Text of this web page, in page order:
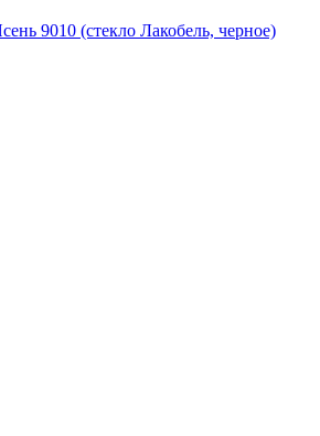
9010 (стекло Лакобель, черное)